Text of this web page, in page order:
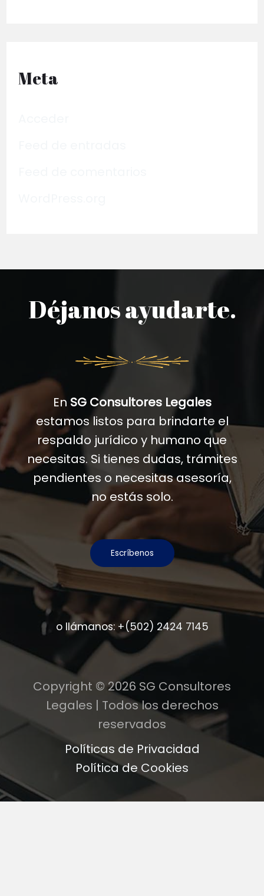
Meta
Déjanos ayudarte.
En SG Consultores Legales
estamos listos para brindarte el
respaldo jurídico y humano que
necesitas. Si tienes dudas, trámites
pendientes o necesitas asesoría,
no estás solo.
Escríbenos
o llámanos: +(502) 2424 7145
Copyright © 2026 SG Consultores
Legales | Todos los derechos
reservados
Políticas de Privacidad
Política de Cookies